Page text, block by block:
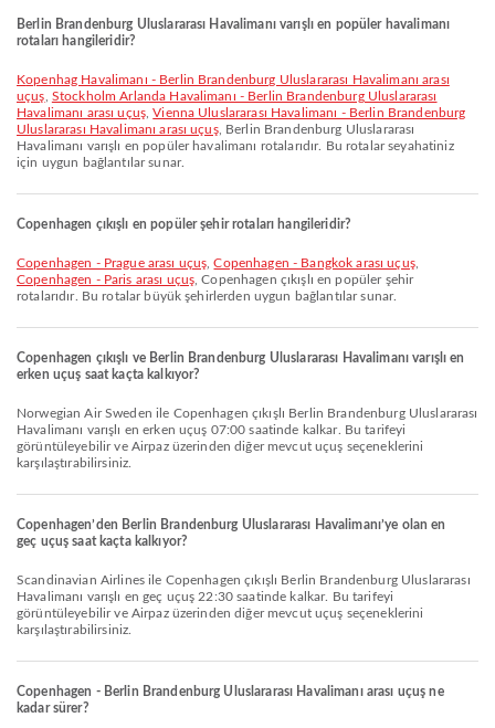
Berlin Brandenburg Uluslararası Havalimanı varışlı en popüler havalimanı
rotaları hangileridir?
Kopenhag Havalimanı - Berlin Brandenburg Uluslararası Havalimanı arası
uçuş Stockholm Arlanda Havalimanı - Berlin Brandenburg Uluslararası
Havalimanı arası uçuş,Vienna Uluslararası Havalimanı - Berlin Brandenburg
Uluslararası Havalimanı arası uçuş, Berlin Brandenburg Uluslararası
Havalimanı varışlı en popüler havalimanı rotalarıdır. Bu rotalar seyahatiniz
için uygun bağlantılar sunar.
Copenhagen çıkışlı en popüler şehir rotaları hangileridir?
Copenhagen - Prague arası uçuş ,Copenhagen - Bangkok arası uçuş,
Copenhagen - Paris arası uçuş , Copenhagen çıkışlı en popüler şehir
rotalarıdır. Bu rotalar büyük şehirlerden uygun bağlantılar sunar.
Copenhagen çıkışlı ve Berlin Brandenburg Uluslararası Havalimanı varışlı en
erken uçuş saat kaçta kalkıyor?
Norwegian Air Sweden ile Copenhagen çıkışlı Berlin Brandenburg Uluslararası
Havalimanı varışlı en erken uçuş 07:00 saatinde kalkar. Bu tarifeyi
görüntüleyebilir ve Airpaz üzerinden diğer mevcut uçuş seçeneklerini
karşılaştırabilirsiniz.
Copenhagen’den Berlin Brandenburg Uluslararası Havalimanı’ye olan en
geç uçuş saat kaçta kalkıyor?
Scandinavian Airlines ile Copenhagen çıkışlı Berlin Brandenburg Uluslararası
Havalimanı varışlı en geç uçuş 22:30 saatinde kalkar. Bu tarifeyi
görüntüleyebilir ve Airpaz üzerinden diğer mevcut uçuş seçeneklerini
karşılaştırabilirsiniz.
Copenhagen - Berlin Brandenburg Uluslararası Havalimanı arası uçuş ne
kadar sürer?